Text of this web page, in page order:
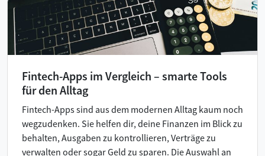
Fintech-Apps im Vergleich – smarte Tools
für den Alltag
Fintech-Apps sind aus dem modernen Alltag kaum noch
wegzudenken. Sie helfen dir, deine Finanzen im Blick zu
behalten, Ausgaben zu kontrollieren, Verträge zu
verwalten oder sogar Geld zu sparen. Die Auswahl an